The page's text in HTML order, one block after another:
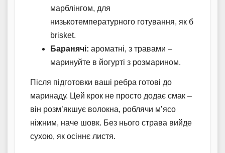
марблінгом, для
низькотемпературного готування, як б
brisket.
Баранячі: ароматні, з травами –
маринуйте в йогурті з розмарином.
Після підготовки ваші ребра готові до
маринаду. Цей крок не просто додає смак –
він розм’якшує волокна, роблячи м’ясо
ніжним, наче шовк. Без нього страва вийде
сухою, як осіннє листя.